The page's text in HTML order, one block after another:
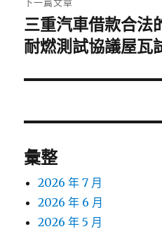
下
一
文
三重汽車借款合法
耐燃測試協議屋瓦
彙整
2026 年 7 月
2026 年 6 月
2026 年 5 月